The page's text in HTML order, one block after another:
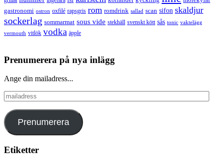
gastronomi ostron oxfilé rapsgris rom romdrink sallad scan sifon skaldjur
sockerlag sommarmat sous vide stekhäll svenskt kött sås tonic vaktelägg
vermouth vitlök vodka äpple
Prenumerera på nya inlägg
Ange din mailadress...
mailadress
Prenumerera
Etiketter